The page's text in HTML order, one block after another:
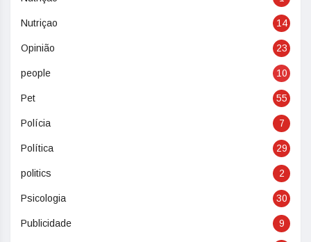
Nutriçao 14
Opinião 23
people 10
Pet 55
Polícia 7
Política 29
politics 2
Psicologia 30
Publicidade 9